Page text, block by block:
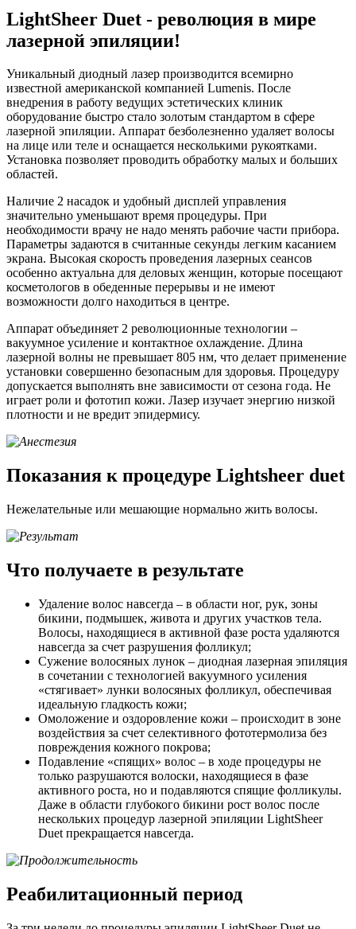
LightSheer Duet - революция в мире
лазерной эпиляции!
Уникальный диодный лазер производится всемирно
известной американской компанией Lumenis. После
внедрения в работу ведущих эстетических клиник
оборудование быстро стало золотым стандартом в сфере
лазерной эпиляции. Аппарат безболезненно удаляет волосы
на лице или теле и оснащается несколькими рукоятками.
Установка позволяет проводить обработку малых и больших
областей.
Наличие 2 насадок и удобный дисплей управления
значительно уменьшают время процедуры. При
необходимости врачу не надо менять рабочие части прибора.
Параметры задаются в считанные секунды легким касанием
экрана. Высокая скорость проведения лазерных сеансов
особенно актуальна для деловых женщин, которые посещают
косметологов в обеденные перерывы и не имеют
возможности долго находиться в центре.
Аппарат объединяет 2 революционные технологии –
вакуумное усиление и контактное охлаждение. Длина
лазерной волны не превышает 805 нм, что делает применение
установки совершенно безопасным для здоровья. Процедуру
допускается выполнять вне зависимости от сезона года. Не
играет роли и фототип кожи. Лазер изучает энергию низкой
плотности и не вредит эпидермису.
Показания к процедуре Lightsheer duet
Нежелательные или мешающие нормально жить волосы.
Что получаете в результате
Удаление волос навсегда – в области ног, рук, зоны
бикини, подмышек, живота и других участков тела.
Волосы, находящиеся в активной фазе роста удаляются
навсегда за счет разрушения фолликул;
Сужение волосяных лунок – диодная лазерная эпиляция
в сочетании с технологией вакуумного усиления
«стягивает» лунки волосяных фолликул, обеспечивая
идеальную гладкость кожи;
Омоложение и оздоровление кожи – происходит в зоне
воздействия за счет селективного фототермолиза без
повреждения кожного покрова;
Подавление «спящих» волос – в ходе процедуры не
только разрушаются волоски, находящиеся в фазе
активного роста, но и подавляются спящие фолликулы.
Даже в области глубокого бикини рост волос после
нескольких процедур лазерной эпиляции LightSheer
Duet прекращается навсегда.
Реабилитационный период